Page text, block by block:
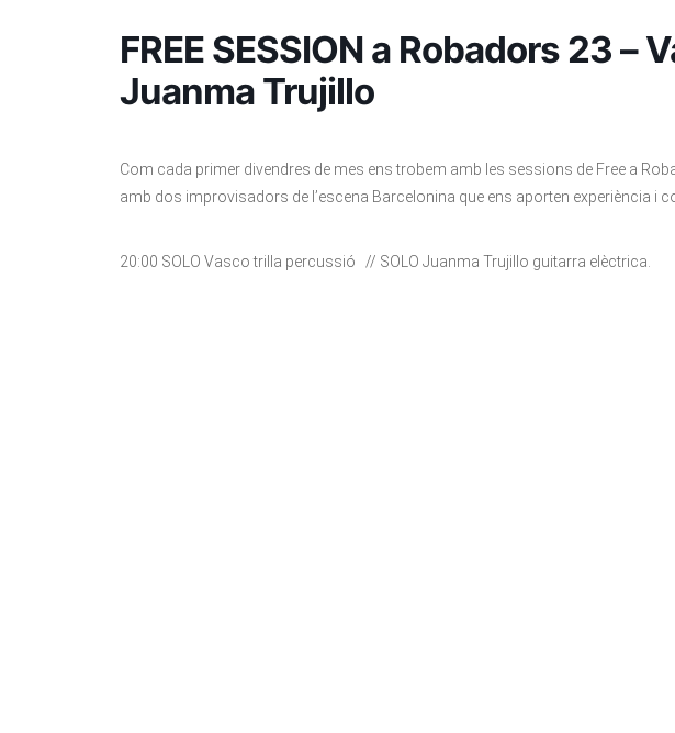
FREE SESSION a Robadors 23 –
Juanma Trujillo
Com cada primer divendres de mes ens trobem amb les sessions de Free a
amb dos improvisadors de l’escena Barcelonina que ens aporten experiència i
20:00 SOLO Vasco trilla percussió // SOLO Juanma Trujillo guitarra elèctrica.